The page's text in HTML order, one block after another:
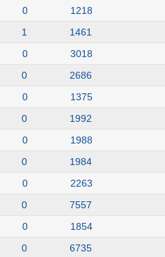
0 1218
1 1461
0 3018
0 2686
0 1375
0 1992
0 1988
0 1984
0 2263
0 7557
0 1854
0 6735